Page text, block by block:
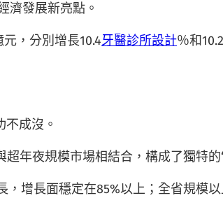
濟發展新亮點。
，分別增長10.4牙醫診所設計％和
不成沒。
年夜規模市場相結合，構成了獨特的
增長面穩定在85%以上；全省規模